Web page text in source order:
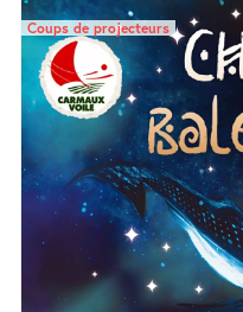
Coups de projecteurs